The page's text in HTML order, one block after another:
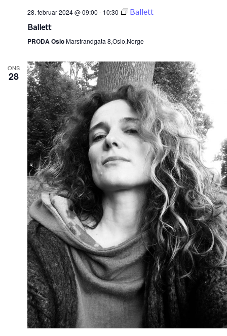
28. februar 2024 @ 09:00 - 10:30
Ballett
Ballett
PRODA OsloMarstrandgata 8,Oslo,Norge
ONS
28